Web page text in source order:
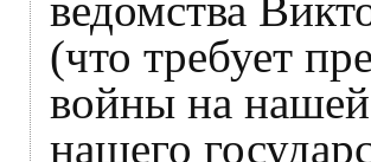
(что требует
войны на
нашего